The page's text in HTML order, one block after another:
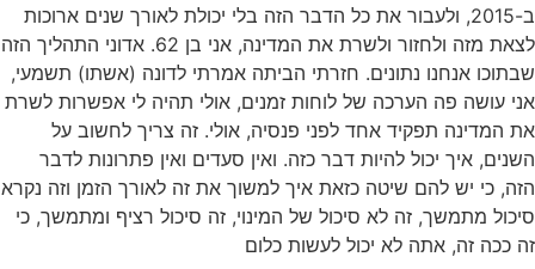
ב-2015, ולעבור את כל הדבר הזה בלי יכולת לאורך שנים ארוכות
לצאת מזה ולחזור ולשרת את המדינה, אני בן 62. אדוני התהליך הזה
שבתוכו אנחנו נתונים. חזרתי הביתה אמרתי לדונה (אשתו) תשמעי,
אני עושה פה הערכה של לוחות זמנים, אולי תהיה לי אפשרות לשרת
את המדינה תפקיד אחד לפני פנסיה, אולי. זה צריך לחשוב על
השנים, איך יכול להיות דבר כזה. ואין סעדים ואין פתרונות לדבר
הזה, כי יש להם שיטה כזאת איך למשוך את זה לאורך הזמן וזה נקרא
סיכול מתמשך, זה לא סיכול של המינוי, זה סיכול רציף ומתמשך, כי
זה ככה זה, אתה לא יכול לעשות כלום